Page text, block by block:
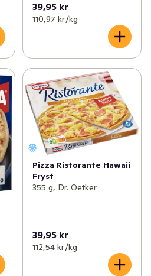
39,95 kr
110,97 kr /kg
Pizza Ristorante Hawaii
Fryst
355 g, Dr. Oetker
39,95 kr
112,54 kr /kg